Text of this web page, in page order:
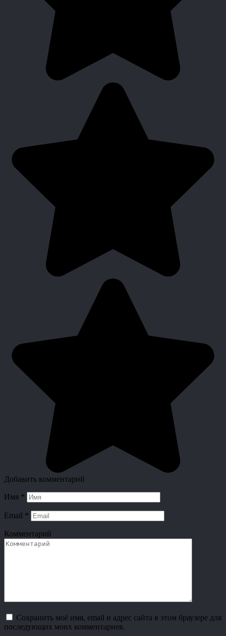
Добавить комментарий
Имя *
Email *
Комментарий
Сохранить моё имя, email и адрес сайта в этом браузере для
последующих моих комментариев.